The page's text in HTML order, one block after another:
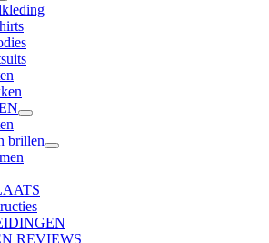
brillen
REVIEWS